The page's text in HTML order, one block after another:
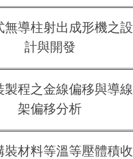
無導柱射出成形機之設
計與開發
製程之金線偏移與導線
架偏移分析
裝材料等溫等壓體積收